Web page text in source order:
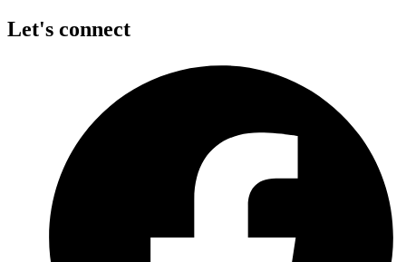
Let's connect